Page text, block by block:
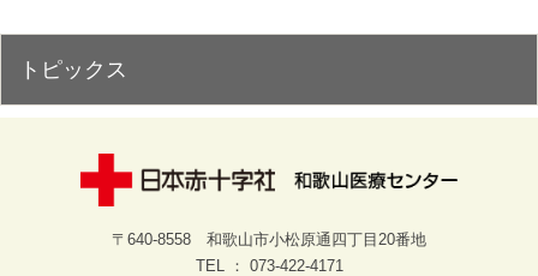
トピックス
〒640-8558 和歌山市小松原通四丁目20番地
TEL ： 073-422-4171